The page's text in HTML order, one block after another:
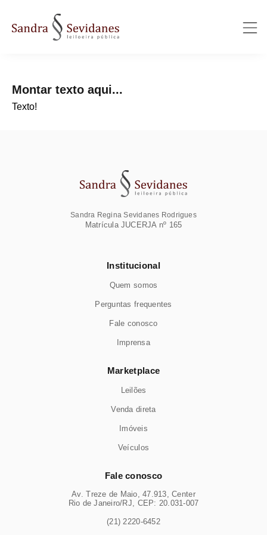
Montar texto aqui...
Texto!
Sandra Regina Sevidanes Rodrigues
Matrícula JUCERJA nº 165
Institucional
Quem somos
Perguntas frequentes
Fale conosco
Imprensa
Marketplace
Leilões
Venda direta
Imóveis
Veículos
Fale conosco
Av. Treze de Maio, 47.913, Center
Rio de Janeiro/RJ, CEP: 20.031-007
(21) 2220-6452